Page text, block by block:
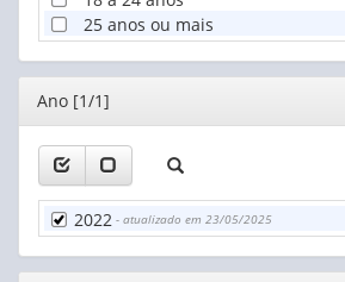
25 anos ou mais
Editor
Ano [1/1]
2022 - atualizado em 23/05/2025